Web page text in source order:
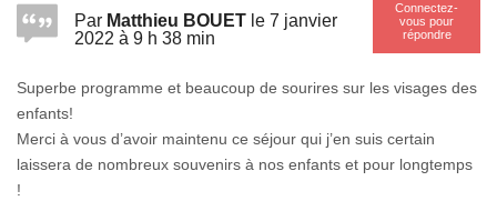
Par Matthieu BOUET le 7 janvier
2022 à 9 h 38 min
Connectez-
vous pour
répondre
Superbe programme et beaucoup de sourires sur les visages des
enfants!
Merci à vous d’avoir maintenu ce séjour qui j’en suis certain
laissera de nombreux souvenirs à nos enfants et pour longtemps
!